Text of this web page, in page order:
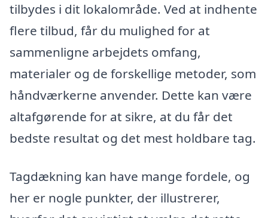
tilbydes i dit lokalområde. Ved at indhente
flere tilbud, får du mulighed for at
sammenligne arbejdets omfang,
materialer og de forskellige metoder, som
håndværkerne anvender. Dette kan være
altafgørende for at sikre, at du får det
bedste resultat og det mest holdbare tag.
Tagdækning kan have mange fordele, og
her er nogle punkter, der illustrerer,